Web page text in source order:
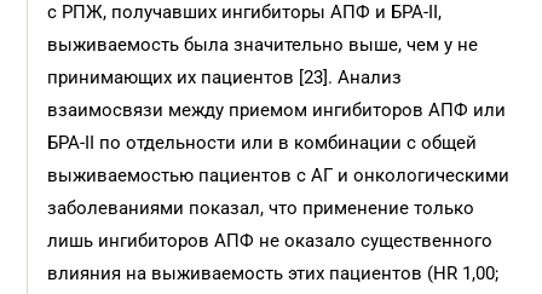
с РПЖ, получавших ингибиторы АПФ и БРА-II,
выживаемость была значительно выше, чем у не
принимающих их пациентов [23]. Анализ
взаимосвязи между приемом ингибиторов АПФ или
БРА-II по отдельности или в комбинации с общей
выживаемостью пациентов с АГ и онкологическими
заболеваниями показал, что применение только
лишь ингибиторов АПФ не оказало существенного
влияния на выживаемость этих пациентов (HR 1,00;